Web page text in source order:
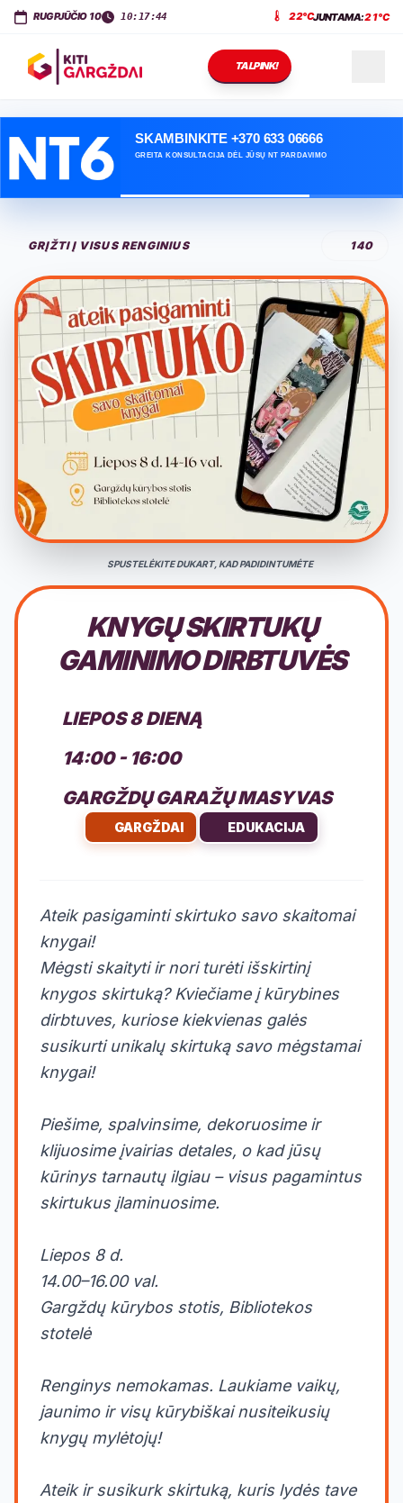
KITI GARGŽDAI Dariaus ir Girėno g. 11 LT-96143 Gargždai
RUGPJŪČIO 10 10:17:45 22°CJUNTAMA:21°C
TALPINK!
NAUJIENOS
PASLAUGOS
KONTAKTAI
SKAMBINKITE +370 633 06666
GREITA KONSULTACIJA DĖL JŪSŲ NT PARDAVIMO
GRĮŽTI Į VISUS RENGINIUS 140
SPUSTELĖKITE DUKART, KAD PADIDINTUMĖTE
KNYGŲ SKIRTUKŲ
GAMINIMO DIRBTUVĖS
LIEPOS 8 DIENĄ
14:00 - 16:00
GARGŽDŲ GARAŽŲ MASYVAS
GARGŽDAI EDUKACIJA
Ateik pasigaminti skirtuko savo skaitomai
knygai!
Mėgsti skaityti ir nori turėti išskirtinį
knygos skirtuką? Kviečiame į kūrybines
dirbtuves, kuriose kiekvienas galės
susikurti unikalų skirtuką savo mėgstamai
knygai!
Piešime, spalvinsime, dekoruosime ir
klijuosime įvairias detales, o kad jūsų
kūrinys tarnautų ilgiau – visus pagamintus
skirtukus įlaminuosime.
Liepos 8 d.
14.00–16.00 val.
Gargždų kūrybos stotis, Bibliotekos
stotelė
Renginys nemokamas. Laukiame vaikų,
jaunimo ir visų kūrybiškai nusiteikusių
knygų mylėtojų!
Ateik ir susikurk skirtuką, kuris lydės tave